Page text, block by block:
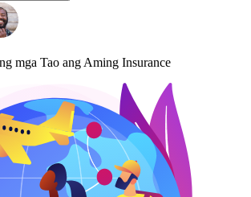
mga Tao ang Aming Insurance